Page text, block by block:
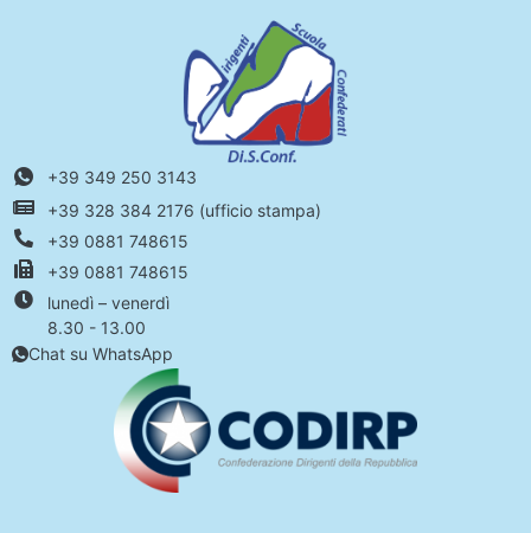
+39 349 250 3143
+39 328 384 2176 (ufficio stampa)
+39 0881 748615
+39 0881 748615
lunedì – venerdì
8.30 - 13.00
Chat su WhatsApp